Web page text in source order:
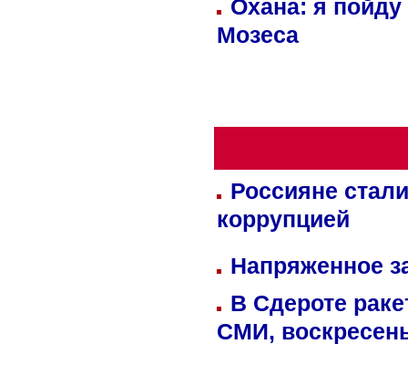
Охана: я пойду
Мозеса
Россияне
коррупцией
Напряженное
В Сдероте
СМИ,